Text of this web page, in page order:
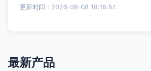
更新时间：2026-08-08 18:18:54
最新产品